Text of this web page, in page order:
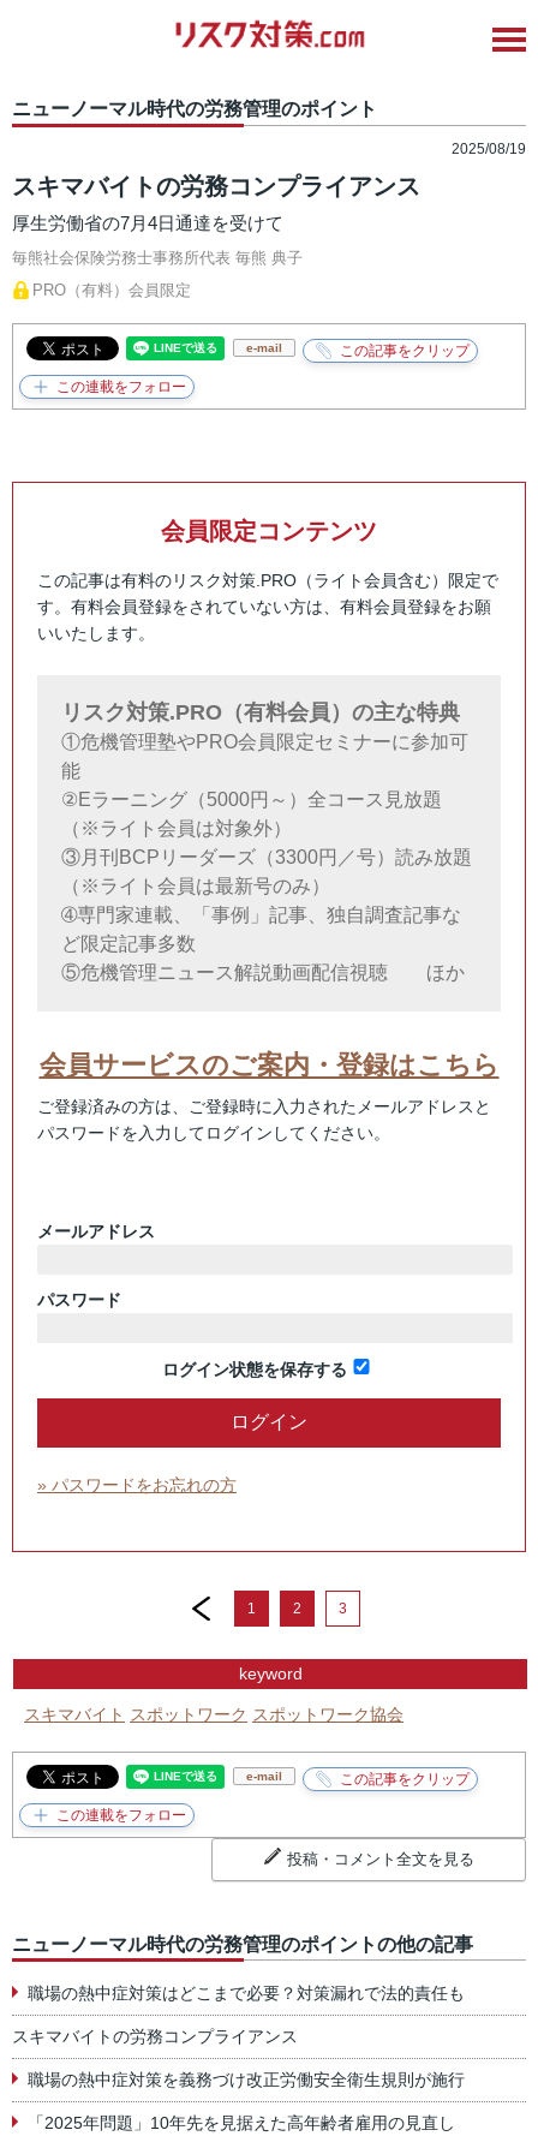
ニューノーマル時代の労務管理のポイント
2025/08/19
スキマバイトの労務コンプライアンス
厚生労働省の7月4日通達を受けて
毎熊社会保険労務士事務所代表 毎熊 典子
PRO（有料）会員限定
e-mail
会員限定コンテンツ
この記事は有料のリスク対策.PRO（ライト会員含む）限定で
す。有料会員登録をされていない方は、有料会員登録をお願
いいたします。
リスク対策.PRO（有料会員）の主な特典
①危機管理塾やPRO会員限定セミナーに参加可
能
②Eラーニング（5000円～）全コース見放題
（※ライト会員は対象外）
③月刊BCPリーダーズ（3300円／号）読み放題
（※ライト会員は最新号のみ）
➃専門家連載、「事例」記事、独自調査記事な
ど限定記事多数
⑤危機管理ニュース解説動画配信視聴 ほか
会員サービスのご案内・登録はこちら
ご登録済みの方は、ご登録時に入力されたメールアドレスと
パスワードを入力してログインしてください。
メールアドレス
パスワード
ログイン状態を保存する
» パスワードをお忘れの方
prev
1 2 3
keyword
スキマバイト スポットワーク スポットワーク協会
e-mail
投稿・コメント全文を見る
ニューノーマル時代の労務管理のポイントの他の記事
職場の熱中症対策はどこまで必要？対策漏れで法的責任も
スキマバイトの労務コンプライアンス
職場の熱中症対策を義務づけ改正労働安全衛生規則が施行
「2025年問題」10年先を見据えた高年齢者雇用の見直し